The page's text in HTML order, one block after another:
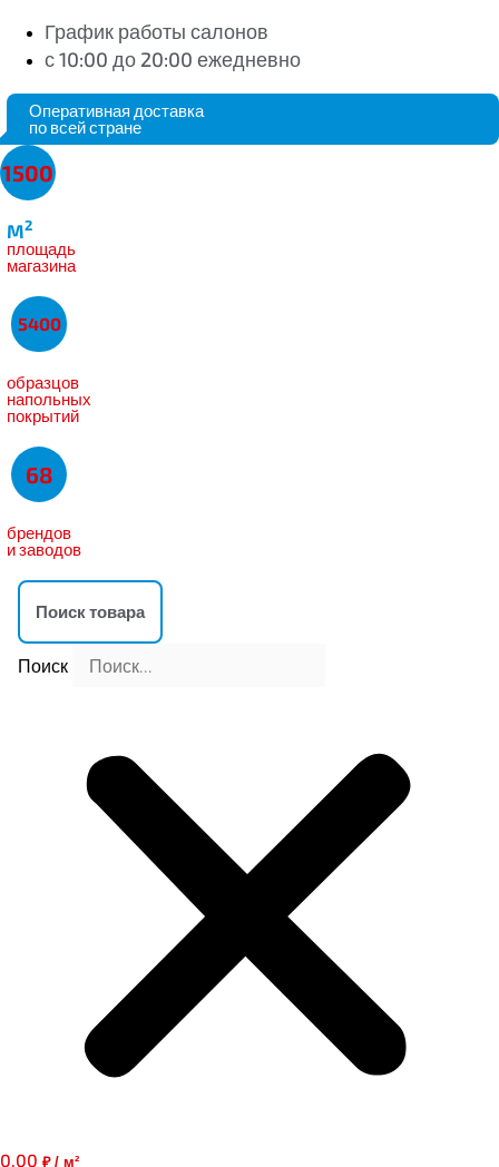
График работы салонов
с 10:00 до 20:00 ежедневно
Оперативная доставка
по всей стране
1500
M2
площадь
магазина
5400
образцов
напольных
покрытий
68
брендов
и заводов
Поиск
0,00 ₽ / м²